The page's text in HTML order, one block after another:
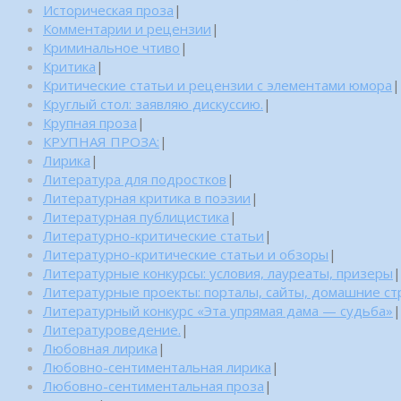
Историческая проза |
Комментарии и рецензии |
Криминальное чтиво |
Критика |
Критические статьи и рецензии с элементами юмора |
Круглый стол: заявляю дискуссию. |
Крупная проза |
КРУПНАЯ ПРОЗА: |
Лирика |
Литература для подростков |
Литературная критика в поэзии |
Литературная публицистика |
Литературно-критические статьи |
Литературно-критические статьи и обзоры |
Литературные конкурсы: условия, лауреаты, призеры |
Литературные проекты: порталы, сайты, домашние
Литературный конкурс «Эта упрямая дама — судьба» |
Литературоведение. |
Любовная лирика |
Любовно-сентиментальная лирика |
Любовно-сентиментальная проза |